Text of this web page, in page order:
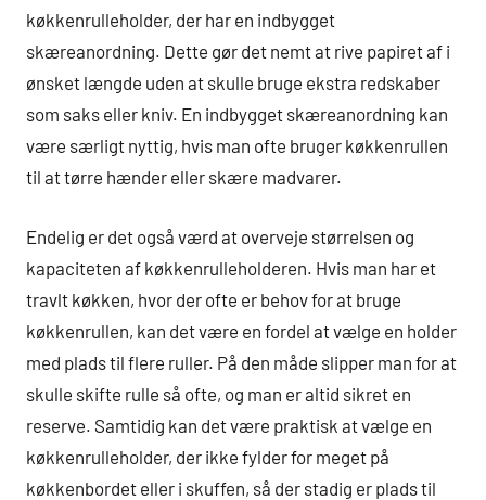
køkkenrulleholder, der har en indbygget
skæreanordning. Dette gør det nemt at rive papiret af i
ønsket længde uden at skulle bruge ekstra redskaber
som saks eller kniv. En indbygget skæreanordning kan
være særligt nyttig, hvis man ofte bruger køkkenrullen
til at tørre hænder eller skære madvarer.
Endelig er det også værd at overveje størrelsen og
kapaciteten af køkkenrulleholderen. Hvis man har et
travlt køkken, hvor der ofte er behov for at bruge
køkkenrullen, kan det være en fordel at vælge en holder
med plads til flere ruller. På den måde slipper man for at
skulle skifte rulle så ofte, og man er altid sikret en
reserve. Samtidig kan det være praktisk at vælge en
køkkenrulleholder, der ikke fylder for meget på
køkkenbordet eller i skuffen, så der stadig er plads til